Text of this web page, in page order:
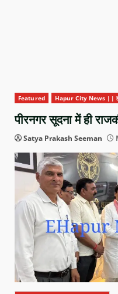
Featured Hapur City News ||
पीरनगर सूदना में ही
Satya Prakash Seeman